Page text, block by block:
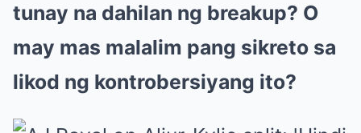
tunay na dahilan ng breakup? O
may mas malalim pang sikreto sa
likod ng kontrobersiyang ito?